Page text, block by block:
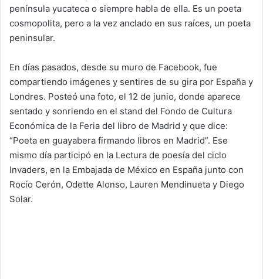
península yucateca o siempre habla de ella. Es un poeta
cosmopolita, pero a la vez anclado en sus raíces, un poeta
peninsular.
En días pasados, desde su muro de Facebook, fue
compartiendo imágenes y sentires de su gira por España y
Londres. Posteó una foto, el 12 de junio, donde aparece
sentado y sonriendo en el stand del Fondo de Cultura
Económica de la Feria del libro de Madrid y que dice:
“Poeta en guayabera firmando libros en Madrid”. Ese
mismo día participó en la Lectura de poesía del ciclo
Invaders, en la Embajada de México en España junto con
Rocío Cerón, Odette Alonso, Lauren Mendinueta y Diego
Solar.